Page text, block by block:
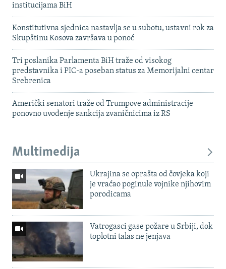
institucijama BiH
Konstitutivna sjednica nastavlja se u subotu, ustavni rok za
Skupštinu Kosova završava u ponoć
Tri poslanika Parlamenta BiH traže od visokog
predstavnika i PIC-a poseban status za Memorijalni centar
Srebrenica
Američki senatori traže od Trumpove administracije
ponovno uvođenje sankcija zvaničnicima iz RS
Multimedija
Ukrajina se oprašta od čovjeka koji
je vraćao poginule vojnike njihovim
porodicama
Vatrogasci gase požare u Srbiji, dok
toplotni talas ne jenjava